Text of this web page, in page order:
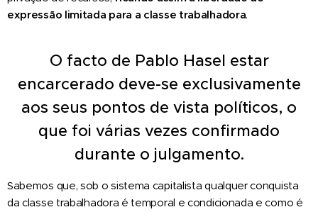
expressão limitada para a classe trabalhadora.
O facto de Pablo Hasel estar
encarcerado deve-se exclusivamente
aos seus pontos de vista políticos, o
que foi várias vezes confirmado
durante o julgamento.
Sabemos que, sob o sistema capitalista qualquer conquista
da classe trabalhadora é temporal e condicionada e como é